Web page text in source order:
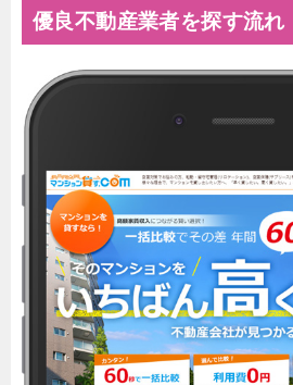
優良不動産業者を探す流れ